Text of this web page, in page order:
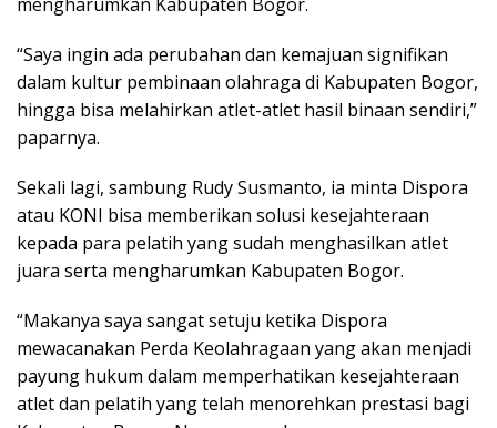
“Saya ingin ada perubahan dan kemajuan signifikan
dalam kultur pembinaan olahraga di Kabupaten Bogor,
hingga bisa melahirkan atlet-atlet hasil binaan sendiri,”
paparnya.
Sekali lagi, sambung Rudy Susmanto, ia minta Dispora
atau KONI bisa memberikan solusi kesejahteraan
kepada para pelatih yang sudah menghasilkan atlet
juara serta mengharumkan Kabupaten Bogor.
“Makanya saya sangat setuju ketika Dispora
mewacanakan Perda Keolahragaan yang akan menjadi
payung hukum dalam memperhatikan kesejahteraan
atlet dan pelatih yang telah menorehkan prestasi bagi